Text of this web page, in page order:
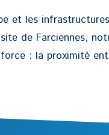
et les
de Farciennes,
: la proximité